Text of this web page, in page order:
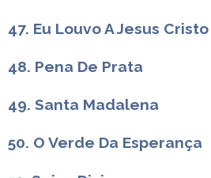
47. Eu Louvo A Jesus Cristo
48. Pena De Prata
49. Santa Madalena
50. O Verde Da Esperança